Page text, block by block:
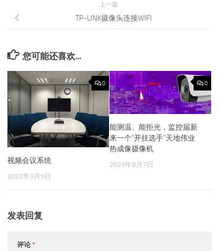
上一篇
TP-LINK摄像头连接WIFI
您可能还喜欢...
0
视频会议系统
2022年3月9日
0
能测温、能拒光，监控届新
来一个“开挂选手”天地伟业
热成像摄像机
2023年8月7日
发表回复
评论*